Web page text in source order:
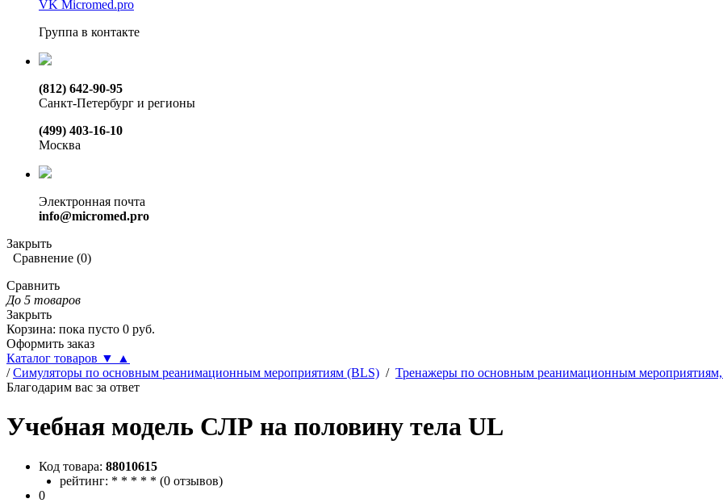
VK Micromed.pro
Группа в контакте
(812) 642-90-95
Санкт-Петербург и регионы
(499) 403-16-10
Москва
Электронная почта
info@micromed.pro
Закрыть
Сравнение (0)
Сравнить
До 5 товаров
Закрыть
Корзина: пока пусто 0 руб.
Оформить заказ
Каталог товаров ▼
▲
/ Симуляторы по основным реанимационным мероприятиям (BLS) / Тренажеры по основным реанимационным мероприятиям,
Благодарим вас за ответ
Учебная модель СЛР на половину тела UL
Код товара: 88010615
рейтинг: * * * * * (0 отзывов)
0